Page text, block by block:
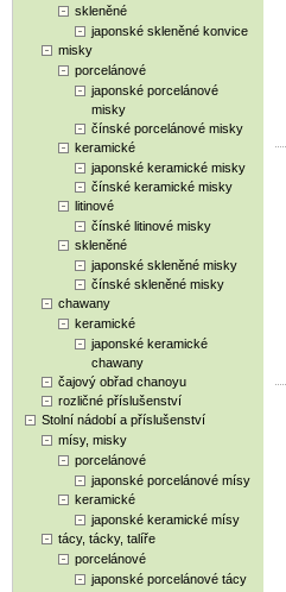
skleněné
japonské skleněné konvice
misky
porcelánové
japonské porcelánové
misky
čínské porcelánové misky
keramické
japonské keramické misky
čínské keramické misky
litinové
čínské litinové misky
skleněné
japonské skleněné misky
čínské skleněné misky
chawany
keramické
japonské keramické
chawany
čajový obřad chanoyu
rozličné příslušenství
Stolní nádobí a příslušenství
mísy, misky
porcelánové
japonské porcelánové mísy
keramické
japonské keramické mísy
tácy, tácky, talíře
porcelánové
japonské porcelánové tácy